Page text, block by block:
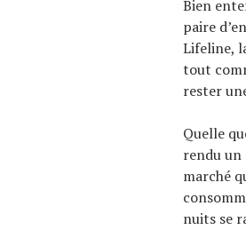
Bien
paire
Lifeline,
tout
rester
Quelle
rendu un
marché
nuits se